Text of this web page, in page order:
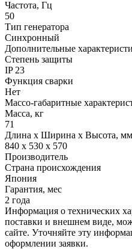
Частота, Гц
50
Тип генератора
Синхронный
Дополнительные
Степень защиты
IP 23
Функция сварки
Нет
Массо-габаритные
Масса, кг
71
Длина х Ширина х Высота, мм
840 x 530 x 570
Производитель
Страна происхождения
Япония
Гарантия, мес
2 года
Информация о технических
поставки и внешнем виде,
сайте. Уточняйте эту
оформлении заявки.